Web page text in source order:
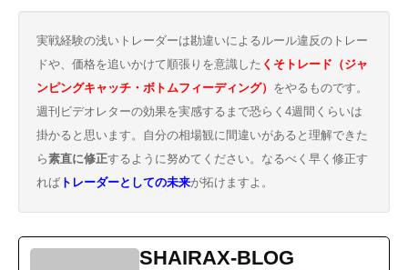
実戦経験の浅いトレーダーは勘違いによるルール違反のトレー
ドや、価格を追いかけて順張りを意識した くそトレード（ジャ
ンピングキャッチ・ボトムフィーディング） をやるものです。
週刊ビデオレターの効果を実感するまで恐らく4週間くらいは
掛かると思います。自分の相場観に間違いがあると理解できた
ら素直に修正するように努めてください。なるべく早く修正す
れば トレーダーとしての未来が拓けますよ。
SHAIRAX-BLOG